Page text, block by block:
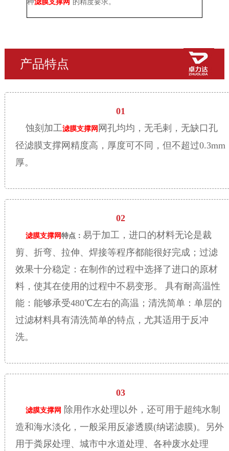
种滤膜支撑网 的精度要求。
产品特点
01
蚀刻加工滤膜支撑网 网孔均均，无毛剌，无缺口孔
径滤膜支撑网精度高，厚度可不同，但不超过0.3mm
厚。
02
滤膜支撑网特点： 易于加工，进口的材料无论是裁
剪、折弯、拉伸、焊接等程序都能很好完成；过滤
效果十分稳定：在制作的过程中选择了进口的原材
料，使其在使用的过程中不易变形。 具有耐高温性
能：能够承受480℃左右的高温；清洗简单：单层的
过滤材料具有清洗简单的特点，尤其适用于反冲
洗。
03
滤膜支撑网 除用作水处理以外，还可用于超纯水制
造和海水淡化，一般采用反渗透膜(纳诺滤膜)。另外
用于粪尿处理、城市中水道处理、各种废水处理